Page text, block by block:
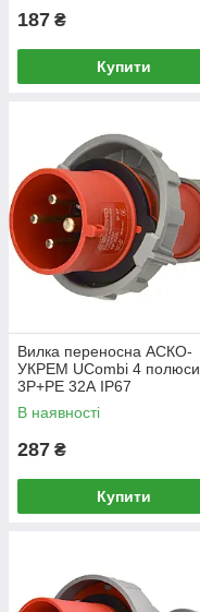
187 ₴
Купити
Вилка переносна АСКО-
УКРЕМ UCombi 4 полюси
3P+PE 32А IP67
(A0080010109)
В наявності
287 ₴
Купити